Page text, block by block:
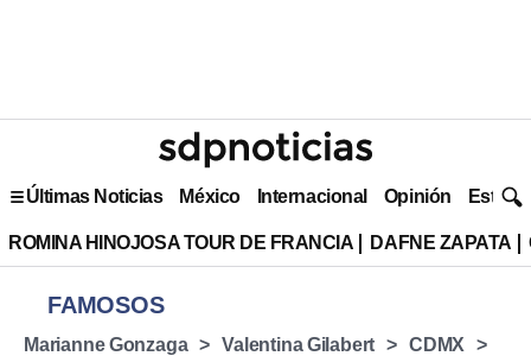
Últimas Noticias México Internacional Opinión Estilo
ROMINA HINOJOSA TOUR DE FRANCIA DAFNE ZAPATA
FAMOSOS
Marianne Gonzaga Valentina Gilabert CDMX